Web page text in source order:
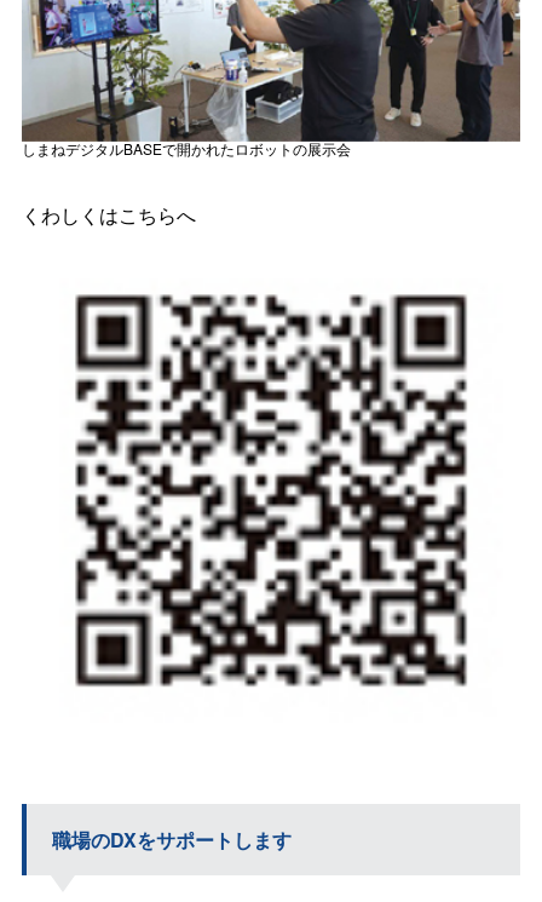
しまねデジタルBASEで開かれたロボットの展示会
くわしくはこちらへ
職場のDXをサポートします